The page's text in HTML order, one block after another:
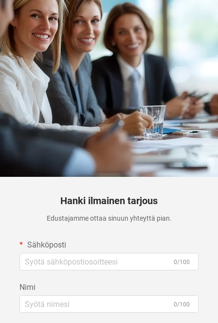
Hanki ilmainen tarjous
Edustajamme ottaa sinuun yhteyttä pian.
Sähköposti
0/100
Nimi
0/100